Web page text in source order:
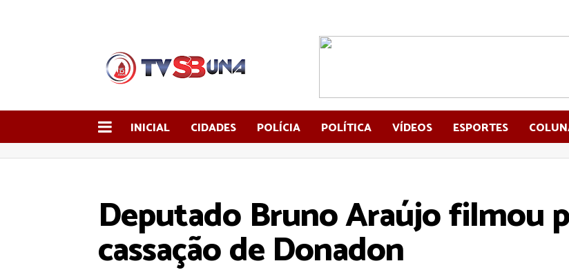
INICIAL CIDADES POLÍCIA POLÍTICA VÍDEOS ESPORTES
Deputado Bruno Araújo filmou
cassação de Donadon